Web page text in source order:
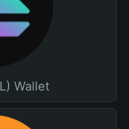
Wallet